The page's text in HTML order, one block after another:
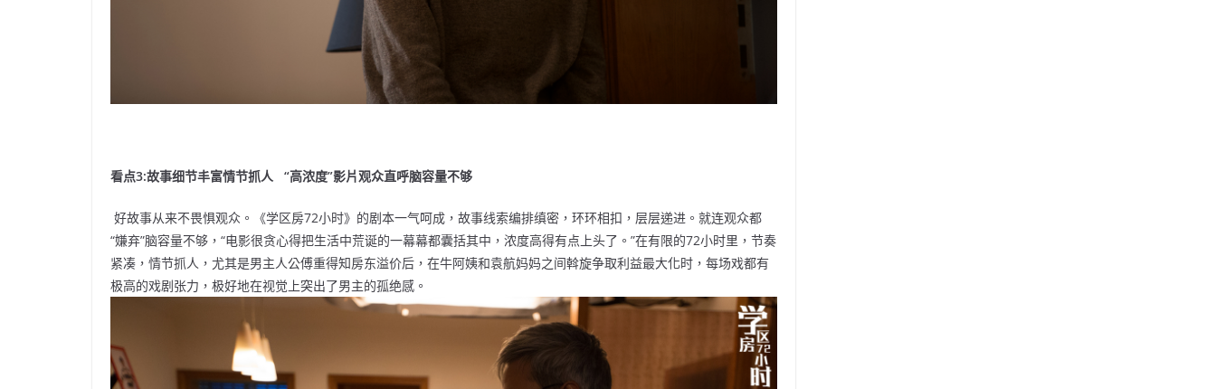
看点3:故事细节丰富情节抓人 “高浓度”影片观众直呼脑容量不够
好故事从来不畏惧观众。《学区房72小时》的剧本一气呵成，故事线索编排缜密，环环相扣，层层递进。就连观众都
“嫌弃”脑容量不够，“电影很贪心得把生活中荒诞的一幕幕都囊括其中，浓度高得有点上头了。”在有限的72小时里，节奏
紧凑，情节抓人，尤其是男主人公傅重得知房东溢价后，在牛阿姨和袁航妈妈之间斡旋争取利益最大化时，每场戏都有
极高的戏剧张力，极好地在视觉上突出了男主的孤绝感。